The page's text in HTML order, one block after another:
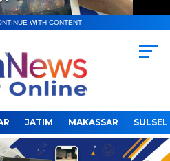
WITH CONTENT
JATIM MAKASSAR SULSEL